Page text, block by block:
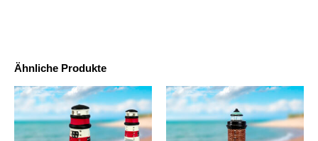
Ähnliche Produkte